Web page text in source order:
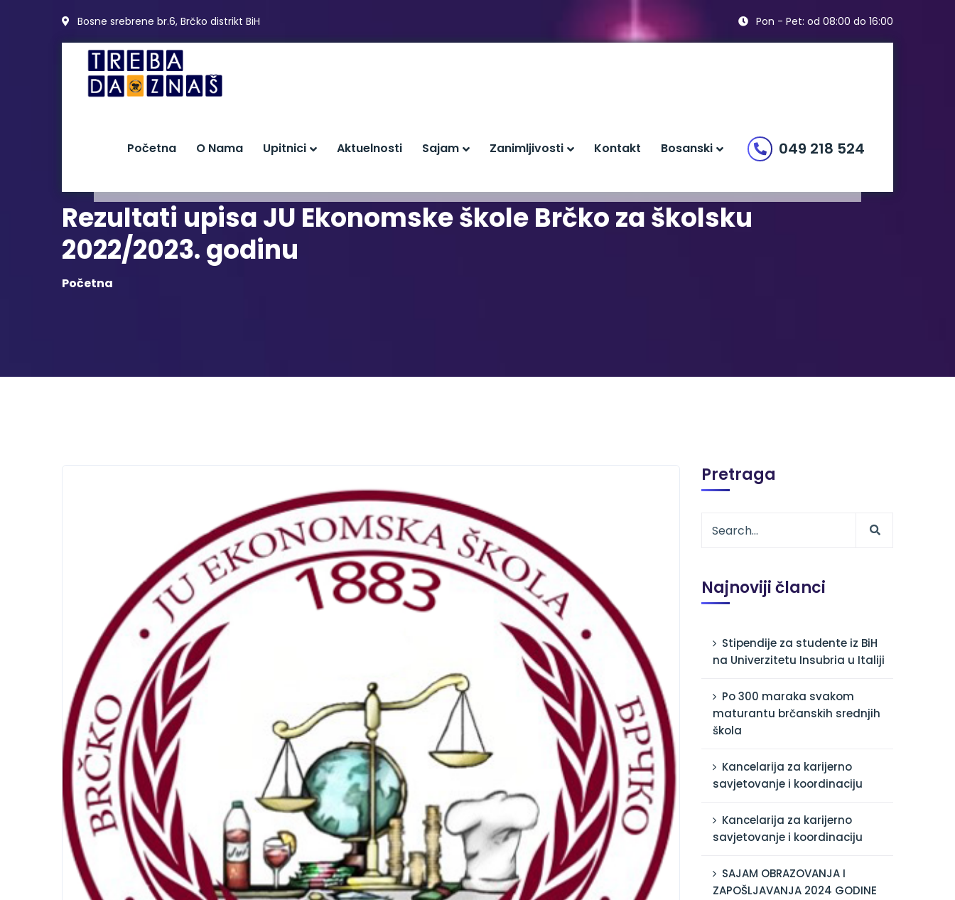
Bosne srebrene br.6, Brčko distrikt BiH Pon - Pet: od 08:00 do 16:00
Početna O Nama Upitnici Aktuelnosti Sajam Zanimljivosti Kontakt Bosanski 049 218 524
Rezultati upisa JU Ekonomske škole Brčko za školsku
2022/2023. godinu
Početna
Pretraga
Najnoviji članci
Stipendije za studente iz BiH
na Univerzitetu Insubria u Italiji
Po 300 maraka svakom
maturantu brčanskih srednjih
škola
Kancelarija za karijerno
savjetovanje i koordinaciju
Kancelarija za karijerno
savjetovanje i koordinaciju
SAJAM OBRAZOVANJA I
ZAPOŠLJAVANJA 2024 GODINE